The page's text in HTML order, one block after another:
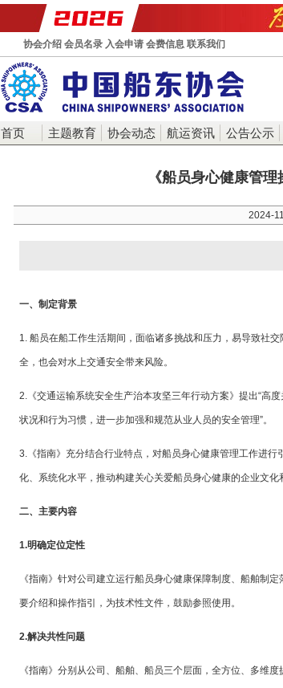
协会介绍 会员名录 入会申请 会费信息 联系我们
首页 主题教育 协会动态 航运资讯 公告公示
《船员身心健康管
2024-
一、制定背景
1. 船员在船工作生活期间，面临诸多挑战和压力，易导致社
全，也会对水上交通安全带来风险。
2.《交通运输系统安全生产治本攻坚三年行动方案》提出“高
状况和行为习惯，进一步加强和规范从业人员的安全管理”。
3.《指南》充分结合行业特点，对船员身心健康管理工作进
化、系统化水平，推动构建关心关爱船员身心健康的企业文化
二、主要内容
1.明确定位定性
《指南》针对公司建立运行船员身心健康保障制度、船舶制
要介绍和操作指引，为技术性文件，鼓励参照使用。
2.解决共性问题
《指南》分别从公司、船舶、船员三个层面，全方位、多维